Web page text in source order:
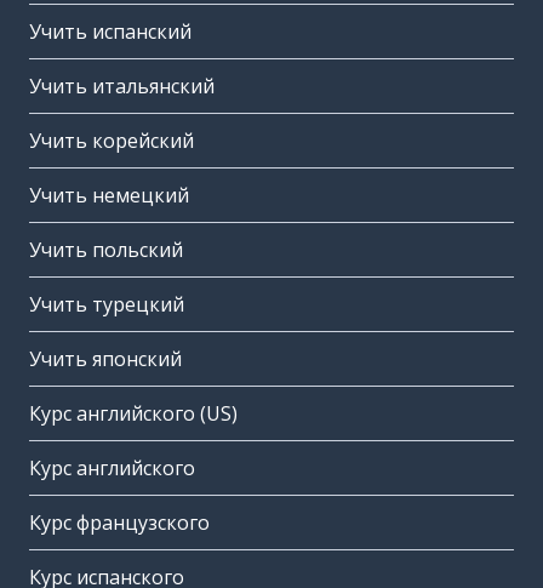
Учить испанский
Учить итальянский
Учить корейский
Учить немецкий
Учить польский
Учить турецкий
Учить японский
Курс английского (US)
Курс английского
Курс французского
Курс испанского